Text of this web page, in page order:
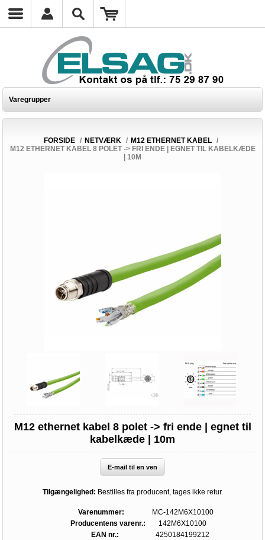
Varegrupper
FORSIDE / NETVÆRK / M12 ETHERNET KABEL /
M12 ETHERNET KABEL 8 POLET -> FRI ENDE | EGNET TIL KABELKÆDE
| 10M
M12 ethernet kabel 8 polet -> fri ende | egnet til
kabelkæde | 10m
E-mail til en ven
Tilgængelighed: Bestilles fra producent, tages ikke retur.
Varenummer:
MC-142M6X10100
Producentens varenr.:
142M6X10100
EAN nr.:
4250184199212